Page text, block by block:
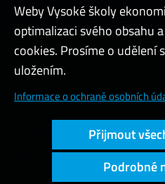
Admin
Cookies a ochrana osobních
Přístupnost webu
Vysoký kontrast
Weby Vysoké školy
optimalizaci svého obsahu
cookies. Prosíme o udělení
uložením.
Informace o ochraně osobních
Přijmout
Podrobné